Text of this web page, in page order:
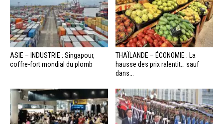
ASIE – INDUSTRIE : Singapour,
coffre-fort mondial du plomb
THAÏLANDE – ÉCONOMIE : La
hausse des prix ralentit… sauf
dans...